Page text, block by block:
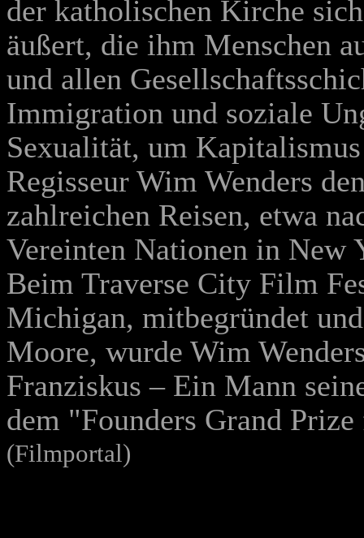
der katholischen Kirche
äußert, die ihm Menschen
und allen
Immigration und soziale
Sexualität, um
Regisseur Wim Wenders
zahlreichen Reisen, etwa
Vereinten Nationen in New
Beim Traverse City Film
Michigan, mitbegründet
Moore, wurde Wim
Franziskus – Ein Mann
dem "Founders Grand
(Filmportal)